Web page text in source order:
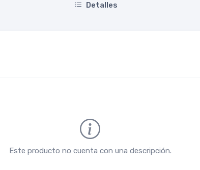
Detalles
Este producto no cuenta con una descripción.